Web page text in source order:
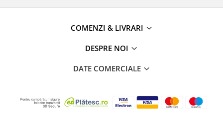
COMENZI & LIVRARI
DESPRE NOI
DATE COMERCIALE